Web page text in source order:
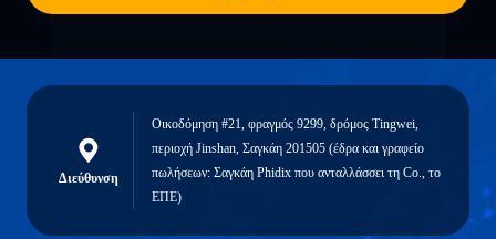
Διεύθυνση
Οικοδόμηση #21, φραγμός 9299, δρόμος Tingwei,
περιοχή Jinshan, Σαγκάη 201505 (έδρα και γραφείο
πωλήσεων: Σαγκάη Phidix που ανταλλάσσει τη Co., το
ΕΠΕ)